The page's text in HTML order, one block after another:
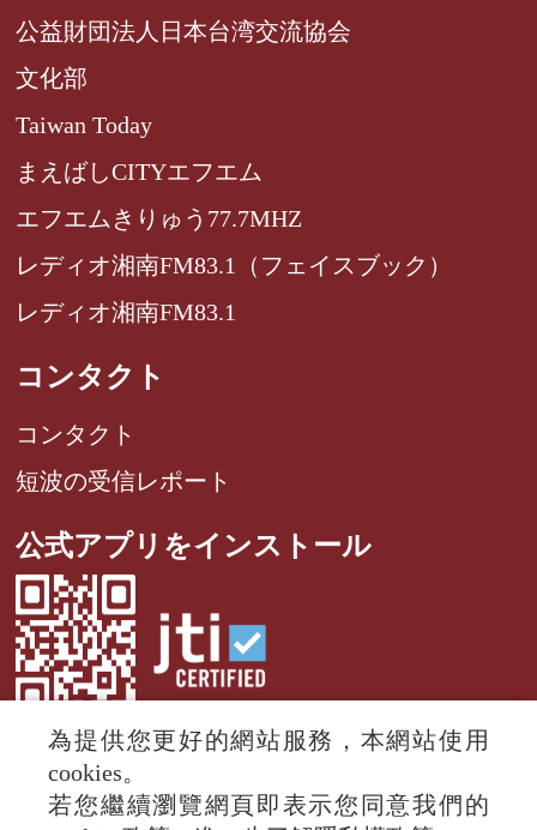
公益財団法人日本台湾交流協会
文化部
Taiwan Today
まえばしCITYエフエム
エフエムきりゅう77.7MHZ
レディオ湘南FM83.1（フェイスブック）
レディオ湘南FM83.1
コンタクト
コンタクト
短波の受信レポート
公式アプリをインストール
© 2024 RTI (Radio Taiwan International).
為提供您更好的網站服務，本網站使用
cookies。
若您繼續瀏覽網頁即表示您同意我們的